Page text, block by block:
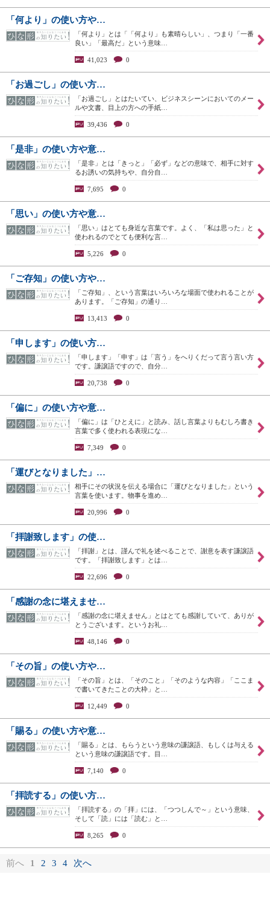
「何より」の使い方や…
「何より」とは「「何より」も素晴らしい」、つまり「一番
良い」「最高だ」という意味…
41,023 0
「お過ごし」の使い方…
「お過ごし」とはたいてい、ビジネスシーンにおいてのメー
ルや文書、目上の方への手紙…
39,436 0
「是非」の使い方や意…
「是非」とは「きっと」「必ず」などの意味で、相手に対す
るお誘いの気持ちや、自分自…
7,695 0
「思い」の使い方や意…
「思い」はとても身近な言葉です。よく、「私は思った」と
使われるのでとても便利な言…
5,226 0
「ご存知」の使い方や…
「ご存知」、という言葉はいろいろな場面で使われることが
あります。「ご存知」の通り…
13,413 0
「申します」の使い方…
「申します」「申す」は「言う」をへりくだって言う言い方
です。謙譲語ですので、自分…
20,738 0
「偏に」の使い方や意…
「偏に」は「ひとえに」と読み、話し言葉よりもむしろ書き
言葉で多く使われる表現にな…
7,349 0
「運びとなりました」…
相手にその状況を伝える場合に「運びとなりました」という
言葉を使います。物事を進め…
20,996 0
「拝謝致します」の使…
「拝謝」とは、謹んで礼を述べることで、謝意を表す謙譲語
です。「拝謝致します」とは…
22,696 0
「感謝の念に堪えませ…
「感謝の念に堪えません」とはとても感謝していて、ありが
とうございます。というお礼…
48,146 0
「その旨」の使い方や…
「その旨」とは、「そのこと」「そのような内容」「ここま
で書いてきたことの大枠」と…
12,449 0
「賜る」の使い方や意…
「賜る」とは、もらうという意味の謙譲語、もしくは与える
という意味の謙譲語です。目…
7,140 0
「拝読する」の使い方…
「拝読する」の「拝」には、「つつしんで～」という意味、
そして「読」には「読む」と…
8,265 0
前へ 1 2 3 4 次へ